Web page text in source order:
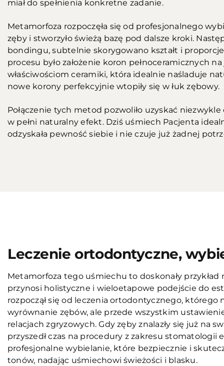
miał do spełnienia konkretne zadanie.
Metamorfoza rozpoczęła się od profesjonalnego
zęby i stworzyło świeżą bazę pod dalsze kroki.
bondingu, subtelnie skorygowano kształt i
procesu było założenie koron pełnoceramicznych
właściwościom ceramiki, która idealnie naśladuje
nowe korony perfekcyjnie wtopiły się w łuk zębowy.
Połączenie tych metod pozwoliło uzyskać
w pełni naturalny efekt. Dziś uśmiech Pacjenta
odzyskała pewność siebie i nie czuje już żadnej
Leczenie ortodontyczne,
Metamorfoza tego uśmiechu to doskonały
przynosi holistyczne i wieloetapowe podejście do
rozpoczął się od leczenia ortodontycznego, którego
wyrównanie zębów, ale przede wszystkim
relacjach zgryzowych. Gdy zęby znalazły się już na
przyszedł czas na procedury z zakresu stomatologii
profesjonalne wybielanie, które bezpiecznie i
tonów, nadając uśmiechowi świeżości i blasku.